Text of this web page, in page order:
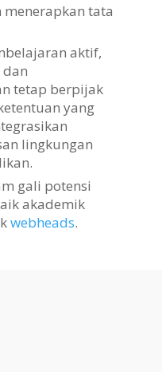
tata
aktif,
dan
tetap berpijak
yang
lingkungan
gali potensi
akademik
webheads.